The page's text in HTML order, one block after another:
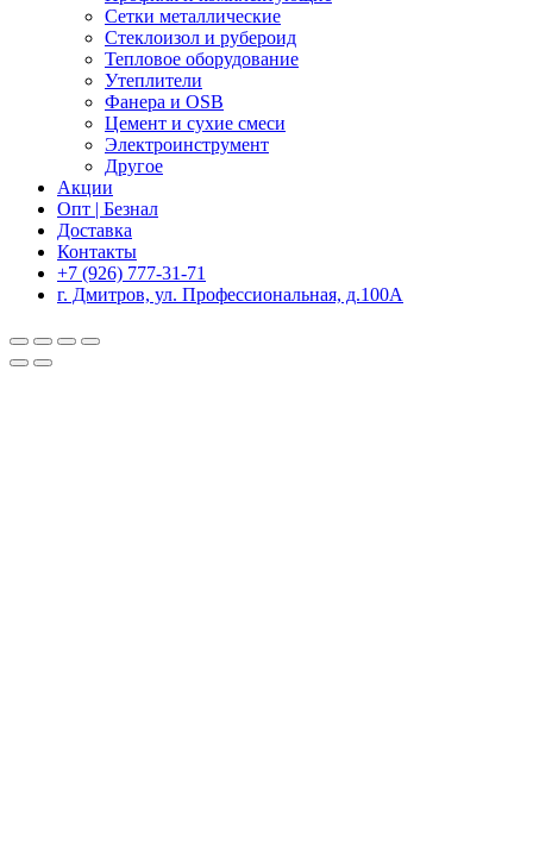
Сетки металлические
Стеклоизол и рубероид
Тепловое оборудование
Утеплители
Фанера и OSB
Цемент и сухие смеси
Электроинструмент
Другое
Акции
Опт | Безнал
Доставка
Контакты
+7 (926) 777-31-71
г. Дмитров, ул. Профессиональная, д.100А